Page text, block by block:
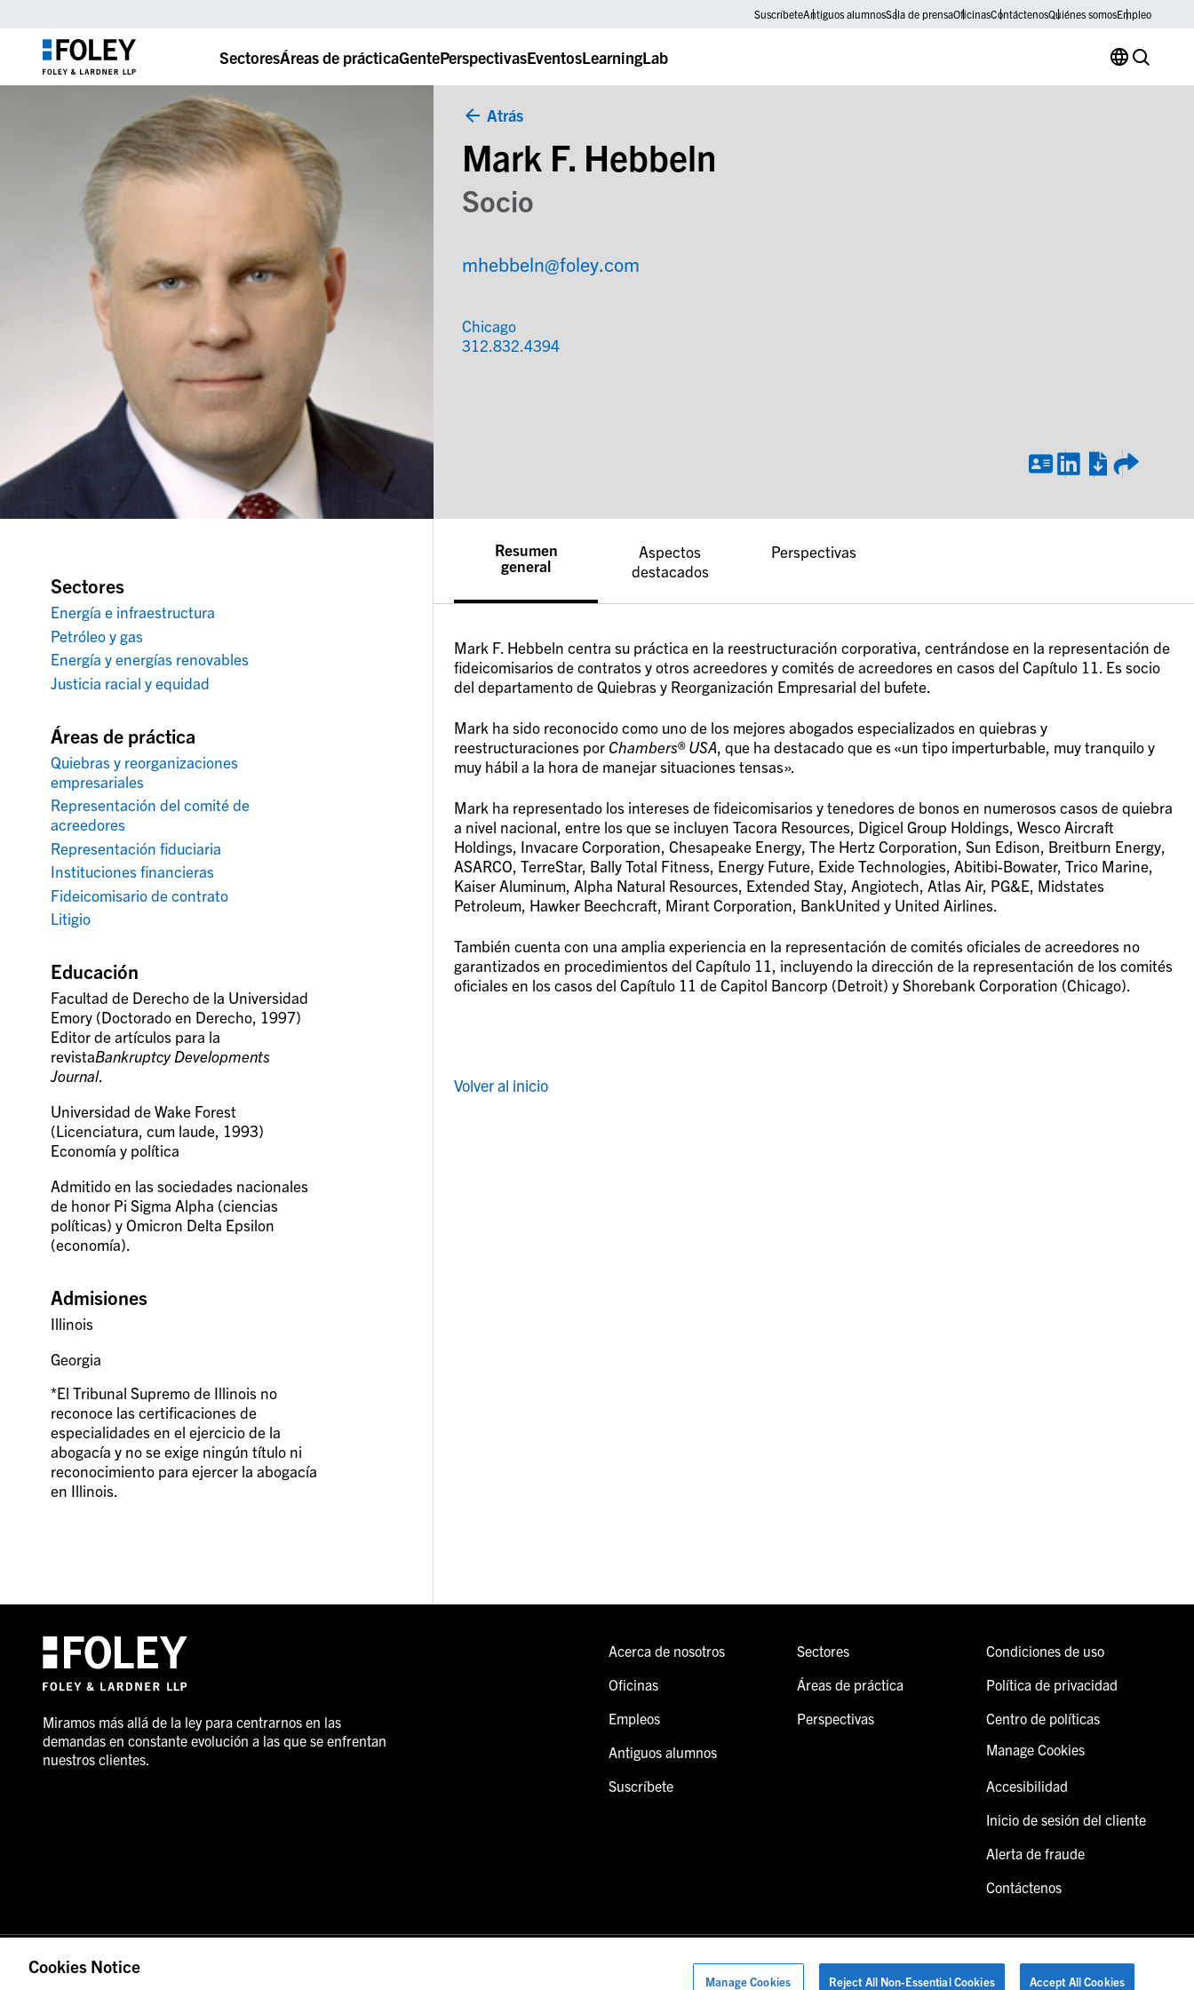
SuscríbeteAntiguos alumnosSala de prensaOficinasContáctenosQuiénes somosEmpleo
SectoresÁreas de prácticaGentePerspectivasEventosLearningLab
Atrás
Mark F. Hebbeln
Socio
mhebbeln@foley.com
Chicago
312.832.4394
Sectores
Energía e infraestructura
Petróleo y gas
Energía y energías renovables
Justicia racial y equidad
Áreas de práctica
Quiebras y reorganizaciones
empresariales
Representación del comité de
acreedores
Representación fiduciaria
Instituciones financieras
Fideicomisario de contrato
Litigio
Educación
Facultad de Derecho de la Universidad
Emory (Doctorado en Derecho, 1997)
Editor de artículos para la
revistaBankruptcy Developments
Journal.
Universidad de Wake Forest
(Licenciatura, cum laude, 1993)
Economía y política
Admitido en las sociedades nacionales
de honor Pi Sigma Alpha (ciencias
políticas) y Omicron Delta Epsilon
(economía).
Admisiones
Illinois
Georgia
*El Tribunal Supremo de Illinois no
reconoce las certificaciones de
especialidades en el ejercicio de la
abogacía y no se exige ningún título ni
reconocimiento para ejercer la abogacía
en Illinois.
Resumen
general
Mark F. Hebbeln centra su práctica en la reestructuración corporativa, centrándose en la representación de
fideicomisarios de contratos y otros acreedores y comités de acreedores en casos del Capítulo 11. Es socio
del departamento de Quiebras y Reorganización Empresarial del bufete.
Mark ha sido reconocido como uno de los mejores abogados especializados en quiebras y
reestructuraciones por Chambers® USA , que ha destacado que es «un tipo imperturbable, muy tranquilo y
muy hábil a la hora de manejar situaciones tensas».
Mark ha representado los intereses de fideicomisarios y tenedores de bonos en numerosos casos de quiebra
a nivel nacional, entre los que se incluyen Tacora Resources, Digicel Group Holdings, Wesco Aircraft
Holdings, Invacare Corporation, Chesapeake Energy, The Hertz Corporation, Sun Edison, Breitburn Energy,
ASARCO, TerreStar, Bally Total Fitness, Energy Future, Exide Technologies, Abitibi-Bowater, Trico Marine,
Kaiser Aluminum, Alpha Natural Resources, Extended Stay, Angiotech, Atlas Air, PG&E, Midstates
Petroleum, Hawker Beechcraft, Mirant Corporation, BankUnited y United Airlines.
También cuenta con una amplia experiencia en la representación de comités oficiales de acreedores no
garantizados en procedimientos del Capítulo 11, incluyendo la dirección de la representación de los comités
oficiales en los casos del Capítulo 11 de Capitol Bancorp (Detroit) y Shorebank Corporation (Chicago).
Aspectos
destacados
Perspectivas
Volver al inicio
Miramos más allá de la ley para centrarnos en las
demandas en constante evolución a las que se enfrentan
nuestros clientes.
Acerca de nosotros
Oficinas
Empleos
Antiguos alumnos
Suscríbete
Sectores
Áreas de práctica
Perspectivas
Condiciones de uso
Política de privacidad
Centro de políticas
Manage Cookies
Accesibilidad
Inicio de sesión del cliente
Alerta de fraude
Contáctenos
© 2026 Foley & Lardner LLP
Cookies Notice
Manage Cookies Reject All Non-Essential Cookies Accept All Cookies